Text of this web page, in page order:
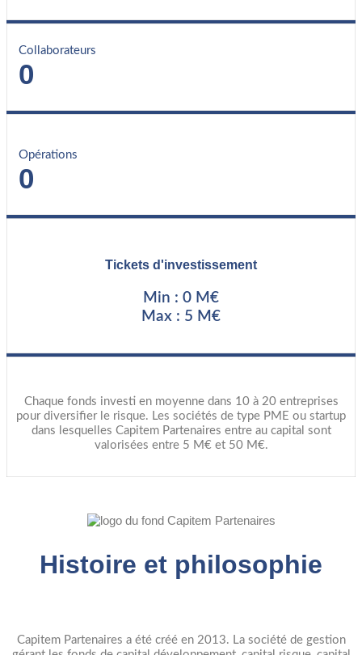
Collaborateurs
0
Opérations
0
Tickets d'investissement
Min : 0 M€
Max : 5 M€
Chaque fonds investi en moyenne dans 10 à 20 entreprises
pour diversifier le risque. Les sociétés de type PME ou startup
dans lesquelles Capitem Partenaires entre au capital sont
valorisées entre 5 M€ et 50 M€.
Histoire et philosophie
Capitem Partenaires a été créé en 2013. La société de gestion